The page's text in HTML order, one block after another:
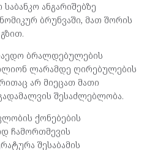
ანგარიშებზე
ბრუნვაში, მათ შორის
ბრალდებულების
ლარამდე ღირებულების
არ მიეცათ მათი
შესაძლებლობა.
ქონებების
ჩამორთმევის
შესაბამის